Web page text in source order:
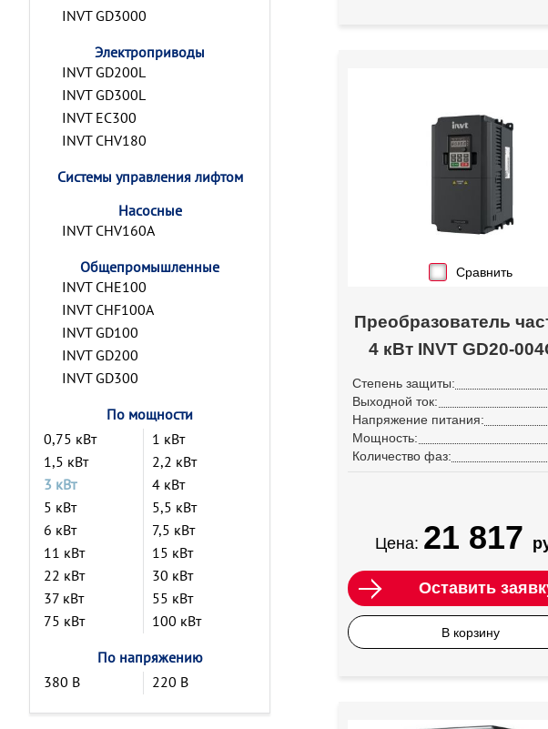
INVT GD3000
Электроприводы
INVT GD200L
INVT GD300L
INVT EC300
INVT CHV180
Системы управления лифтом
Насосные
INVT CHV160A
Общепромышленные
INVT CHE100
INVT CHF100A
INVT GD100
INVT GD200
INVT GD300
По мощности
0,75 кВт
1 кВт
1,5 кВт
2,2 кВт
3 кВт
4 кВт
5 кВт
5,5 кВт
6 кВт
7,5 кВт
11 кВт
15 кВт
22 кВт
30 кВт
37 кВт
55 кВт
75 кВт
100 кВт
По напряжению
380 В
220 В
Сравнить
Преобразователь
4 кВт INVT GD20-
Степень защиты:
Выходной ток:
Напряжение питания:
Мощность:
Количество фаз:
Цена: 21 817
Оставить
В корзину